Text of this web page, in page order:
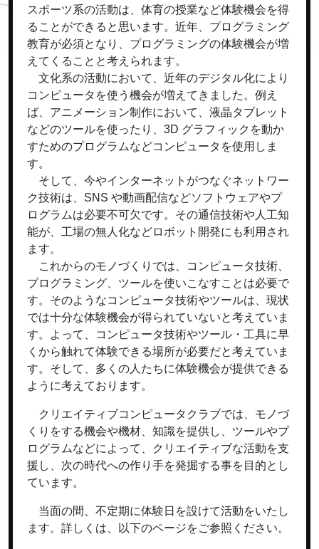
スポーツ系の活動は、体育の授業など体験機会を得
ることができると思います。近年、プログラミング
教育が必須となり、プログラミングの体験機会が増
えてくることと考えられます。
文化系の活動において、近年のデジタル化により
コンピュータを使う機会が増えてきました。例え
ば、アニメーション制作において、液晶タブレット
などのツールを使ったり、3D グラフィックを動か
すためのプログラムなどコンピュータを使用しま
す。
そして、今やインターネットがつなぐネットワー
ク技術は、SNS や動画配信などソフトウェアやプ
ログラムは必要不可欠です。その通信技術や人工知
能が、工場の無人化などロボット開発にも利用され
ます。
これからのモノづくりでは、コンピュータ技術、
プログラミング、ツールを使いこなすことは必要で
す。そのようなコンピュータ技術やツールは、現状
では十分な体験機会が得られていないと考えていま
す。よって、コンピュータ技術やツール・工具に早
くから触れて体験できる場所が必要だと考えていま
す。そして、多くの人たちに体験機会が提供できる
ように考えております。
クリエイティブコンピュータクラブでは、モノづ
くりをする機会や機材、知識を提供し、ツールやプ
ログラムなどによって、クリエイティブな活動を支
援し、次の時代への作り手を発掘する事を目的とし
ています。
当面の間、不定期に体験日を設けて活動をいたし
ます。詳しくは、以下のページをご参照ください。